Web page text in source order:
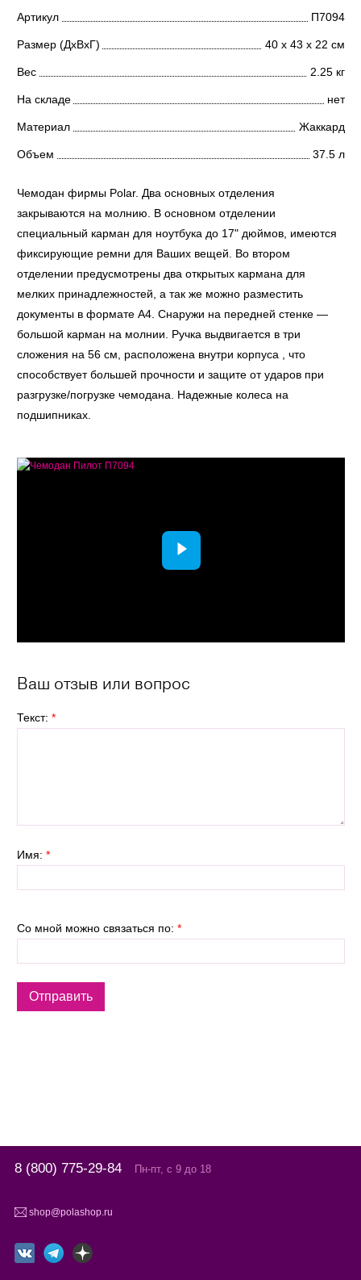
Артикул П7094
Размер (ДхВхГ) 40 х 43 х 22 см
Вес 2.25 кг
На складе нет
Материал Жаккард
Объем 37.5 л
Чемодан фирмы Polar. Два основных отделения
закрываются на молнию. В основном отделении
специальный карман для ноутбука до 17" дюймов, имеются
фиксирующие ремни для Ваших вещей. Во втором
отделении предусмотрены два открытых кармана для
мелких принадлежностей, а так же можно разместить
документы в формате А4. Снаружи на передней стенке —
большой карман на молнии. Ручка выдвигается в три
сложения на 56 см, расположена внутри корпуса , что
способствует большей прочности и защите от ударов при
разгрузке/погрузке чемодана. Надежные колеса на
подшипниках.
Ваш отзыв или вопрос
Текст: *
Имя: *
Со мной можно связаться по: *
8 (800) 775-29-84 Пн-пт, с 9 до 18
shop@polashop.ru